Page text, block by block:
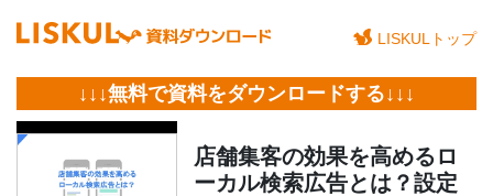
LISKULトップ
↓↓↓無料で資料をダウンロードする↓↓↓
店舗集客の効果を高めるロ
ーカル検索広告とは？設定